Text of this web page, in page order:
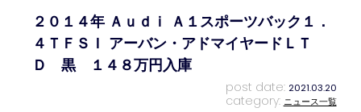
プライバシーポリシー スタッフblog 納車blog
２０１４年 Ａｕｄｉ Ａ１スポーツバック１．
４ＴＦＳＩ アーバン・アドマイヤードＬＴ
Ｄ 黒 １４８万円入庫
post date: 2021.03.20
category: ニュース一覧